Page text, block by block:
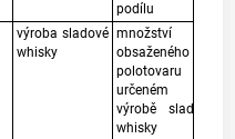
podílu
výroba sladové
whisky
množství lihu
obsaženého v
polotovaru
určeném k
výrobě sladové
whisky